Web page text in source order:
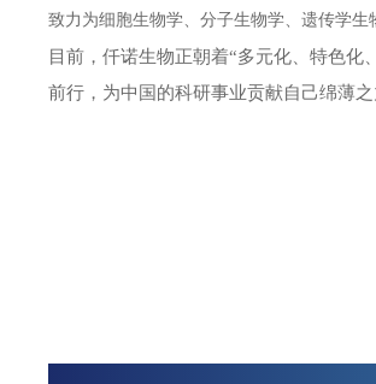
致力为细胞生物学、分子生物学、遗传学
目前，仟诺生物正朝着“多元化、特色
前行，为中国的科研事业贡献自己绵薄